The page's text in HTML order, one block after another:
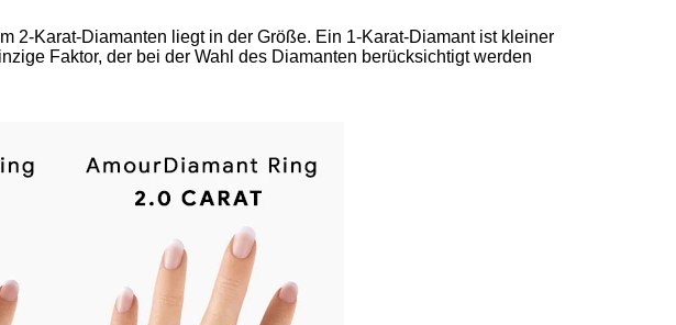
2-Karat-Diamanten liegt in der Größe. Ein 1-Karat-Diamant ist kleiner
Faktor, der bei der Wahl des Diamanten berücksichtigt werden